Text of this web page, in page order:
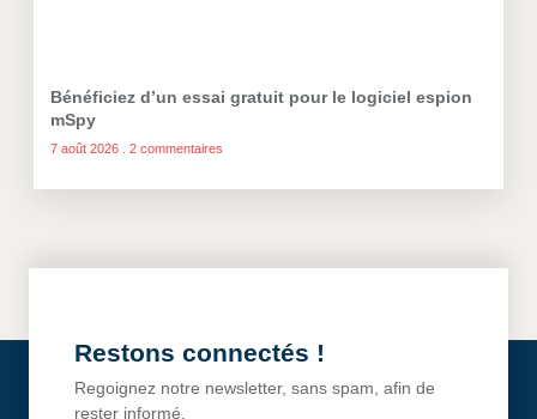
Bénéficiez d’un essai gratuit pour le logiciel espion
mSpy
7 août 2026 2 commentaires
Restons connectés !
Regoignez notre newsletter, sans spam, afin de
rester informé.